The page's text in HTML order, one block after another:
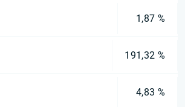
1,87 %
191,32 %
4,83 %